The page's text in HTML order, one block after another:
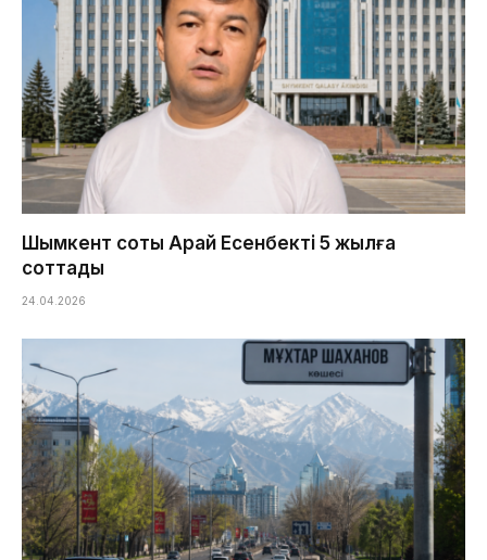
Шымкент соты Арай Есенбекті 5 жылға
соттады
24.04.2026